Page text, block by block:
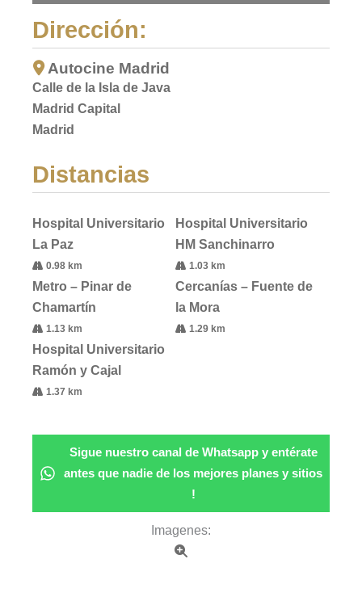
Dirección:
Autocine Madrid
Calle de la Isla de Java
Madrid Capital
Madrid
Distancias
Hospital Universitario
La Paz
0.98 km
Hospital Universitario
HM Sanchinarro
1.03 km
Metro – Pinar de
Chamartín
1.13 km
Cercanías – Fuente de
la Mora
1.29 km
Hospital Universitario
Ramón y Cajal
1.37 km
Sigue nuestro canal de Whatsapp y entérate
antes que nadie de los mejores planes y sitios
!
Imagenes: